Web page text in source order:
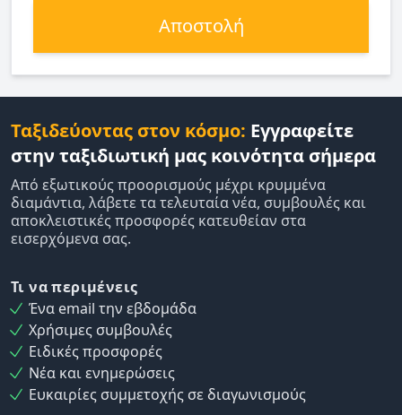
Αποστολή
Ταξιδεύοντας στον κόσμο: Εγγραφείτε
στην ταξιδιωτική μας κοινότητα σήμερα
Από εξωτικούς προορισμούς μέχρι κρυμμένα
διαμάντια, λάβετε τα τελευταία νέα, συμβουλές και
αποκλειστικές προσφορές κατευθείαν στα
εισερχόμενα σας.
Τι να περιμένεις
Ένα email την εβδομάδα
Χρήσιμες συμβουλές
Ειδικές προσφορές
Νέα και ενημερώσεις
Ευκαιρίες συμμετοχής σε διαγωνισμούς